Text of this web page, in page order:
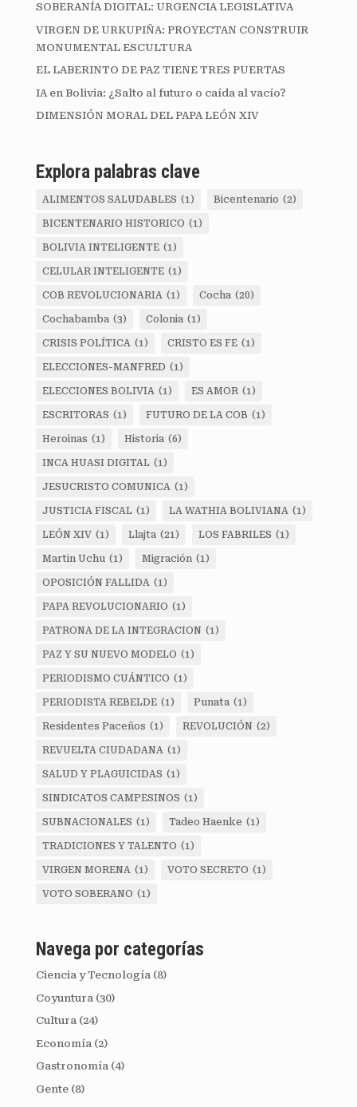
SOBERANÍA DIGITAL: URGENCIA LEGISLATIVA
VIRGEN DE URKUPIÑA: PROYECTAN CONSTRUIR
MONUMENTAL ESCULTURA
EL LABERINTO DE PAZ TIENE TRES PUERTAS
IA en Bolivia: ¿Salto al futuro o caída al vacío?
DIMENSIÓN MORAL DEL PAPA LEÓN XIV
Explora palabras clave
ALIMENTOS SALUDABLES (1) Bicentenario (2)
BICENTENARIO HISTORICO (1)
BOLIVIA INTELIGENTE (1)
CELULAR INTELIGENTE (1)
COB REVOLUCIONARIA (1) Cocha (20)
Cochabamba (3) Colonia (1)
CRISIS POLÍTICA (1) CRISTO ES FE (1)
ELECCIONES-MANFRED (1)
ELECCIONES BOLIVIA (1) ES AMOR (1)
ESCRITORAS (1) FUTURO DE LA COB (1)
Heroinas (1) Historia (6)
INCA HUASI DIGITAL (1)
JESUCRISTO COMUNICA (1)
JUSTICIA FISCAL (1) LA WATHIA BOLIVIANA (1)
LEÓN XIV (1) Llajta (21) LOS FABRILES (1)
Martin Uchu (1) Migración (1)
OPOSICIÓN FALLIDA (1)
PAPA REVOLUCIONARIO (1)
PATRONA DE LA INTEGRACION (1)
PAZ Y SU NUEVO MODELO (1)
PERIODISMO CUÁNTICO (1)
PERIODISTA REBELDE (1) Punata (1)
Residentes Paceños (1) REVOLUCIÓN (2)
REVUELTA CIUDADANA (1)
SALUD Y PLAGUICIDAS (1)
SINDICATOS CAMPESINOS (1)
SUBNACIONALES (1) Tadeo Haenke (1)
TRADICIONES Y TALENTO (1)
VIRGEN MORENA (1) VOTO SECRETO (1)
VOTO SOBERANO (1)
Navega por categorías
Ciencia y Tecnología(8)
Coyuntura (30)
Cultura(24)
Economía (2)
Gastronomía(4)
Gente(8)